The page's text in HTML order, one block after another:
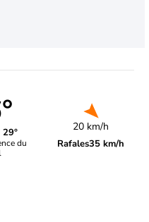
29°
du
20 km/h
Rafales35 km/h